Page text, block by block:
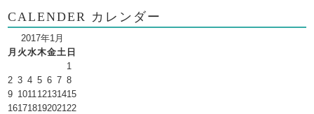
CALENDER カレンダー
2017年1月
月 火水木金土 日
1
2 3 4 5 6 7 8
9 101112131415
16171819202122